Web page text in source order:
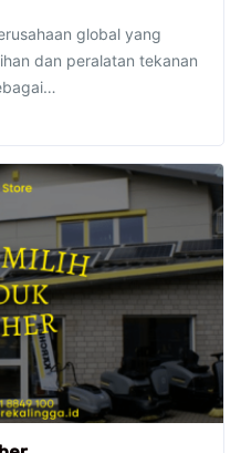
global yang
dan peralatan tekanan